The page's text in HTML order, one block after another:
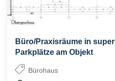
Büro/Praxisräume in
Parkplätze am Objekt
Bürohaus